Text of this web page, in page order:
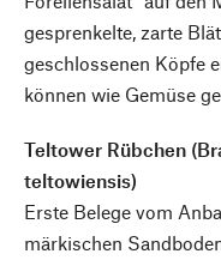
gesprenkelte, zarte
geschlossenen Köpfe
können wie Gemüse
Teltower Rübchen
teltowiensis)
Erste Belege vom
märkischen